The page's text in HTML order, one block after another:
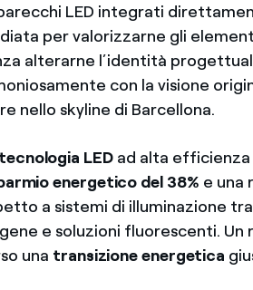
LED integrati
per valorizzarne gli
alterarne l’identità
con la visione
nello skyline di Barcellona.
tecnologia LED ad alta
energetico del 38% e una
a sistemi di illuminazione
e soluzioni fluorescenti.
una transizione energetica